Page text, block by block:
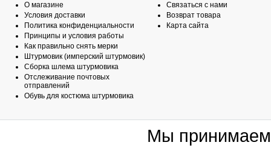
О магазине
Условия доставки
Политика конфиденциальности
Принципы и условия работы
Как правильно снять мерки
Штурмовик (имперский штурмовик)
Сборка шлема штурмовика
Отслеживание почтовых
отправлений
Обувь для костюма штурмовика
Связаться с нами
Возврат товара
Карта сайта
Мы